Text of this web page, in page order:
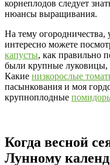
корнеплодов следует
нюансы выращивания.
На тему огородничества,
интересно можете
капусты, как правильно
были крупные луковицы,
Какие низкорослые
пасынкования и моя
крупноплодные
Когда весной
Лунному